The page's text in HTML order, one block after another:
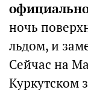
ночь
льдом, и
Сейчас на
Куркутском